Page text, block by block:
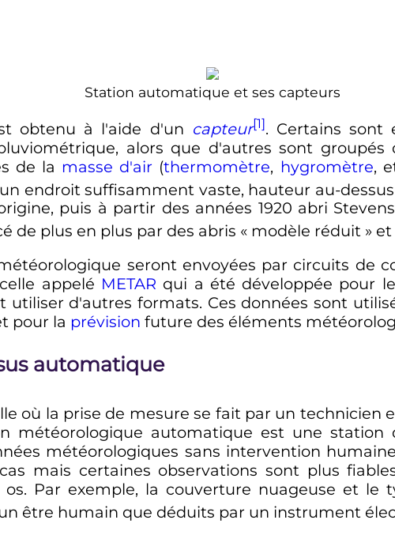
Station automatique et ses capteurs
obtenu à l'aide d'un capteur[1]. Certains sont
alors que d'autres sont
de la masse d'air (thermomètre, hygromètre,
endroit suffisamment vaste, hauteur au-
puis à partir des années 1920 abri
de plus en plus par des abris « modèle réduit »
seront envoyées par circuits de
appelé METAR qui a été développée pour
utiliser d'autres formats. Ces données sont
pour la prévision future des éléments
automatique
où la prise de mesure se fait par un technicien
météorologique automatique est une
météorologiques sans intervention
mais certaines observations sont plus
Par exemple, la couverture nuageuse et le
être humain que déduits par un instrument